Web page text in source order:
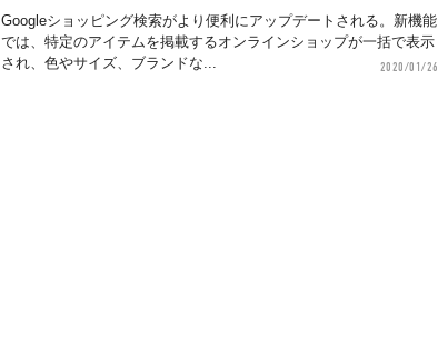
Googleショッピング検索がより便利にアップデートされる。新機能
では、特定のアイテムを掲載するオンラインショップが一括で表示
され、色やサイズ、ブランドな...
2020/01/26